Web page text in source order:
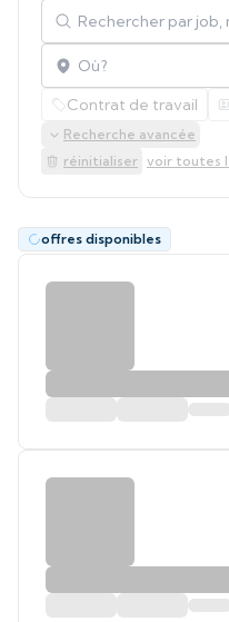
Localisation
Contrat de travail
Recherche avancée
réinitialiser voir toutes
offres disponibles